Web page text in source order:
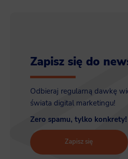
Zapisz się do
Odbieraj regularną dawkę
świata digital marketingu!
Zero spamu, tylko konkrety!
Zapisz się